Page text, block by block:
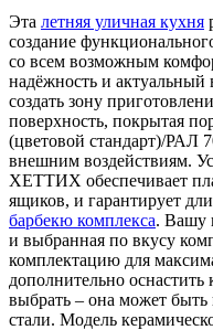
Эта летняя уличная кухня
создание
со всем возможным
надёжность и
создать зону
поверхность, покрытая
(цветовой стандарт)/РАЛ
внешним воздействиям.
ХЕТТИХ обеспечивает
ящиков, и гарантирует
барбекю комплекса. Вашу
и выбранная по вкусу
комплектацию для
дополнительно
выбрать – она может
стали. Модель